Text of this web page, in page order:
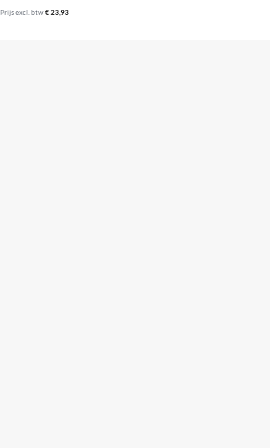
Prijs excl. btw€23,93